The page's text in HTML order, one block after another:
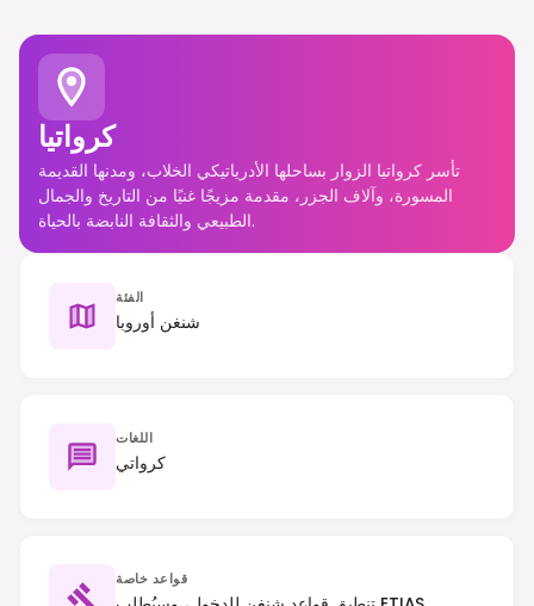
كرواتيا
تأسر كرواتيا الزوار بساحلها الأدرياتيكي الخلاب، ومدنها القديمة
المسورة، وآلاف الجزر، مقدمة مزيجًا غنيًا من التاريخ والجمال
الطبيعي والثقافة النابضة بالحياة.
الفئة
شنغن أوروبا
اللغات
كرواتي
قواعد خاصة